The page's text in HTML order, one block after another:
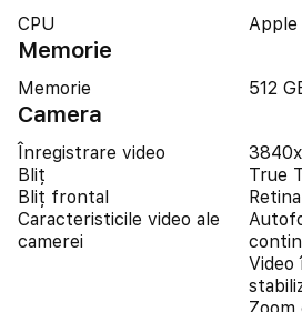
CPU Apple
Memorie
Memorie 512
Camera
Înregistrare video
Bliț
True
Bliț frontal
Caracteristicile video ale
camerei
Video